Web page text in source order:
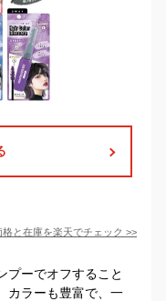
格と在庫を楽天でチェック >>
プーでオフすること
カラーも豊富で、一